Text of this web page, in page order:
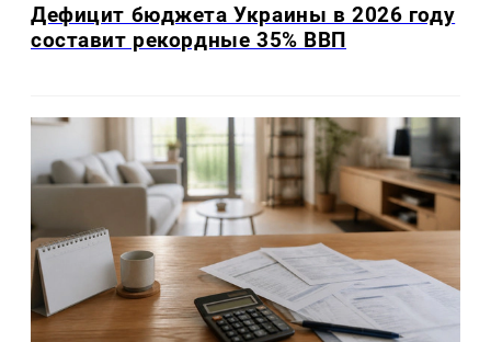
Дефицит бюджета Украины в 2026 году
составит рекордные 35% ВВП